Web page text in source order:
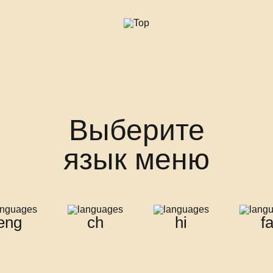
Выберите
язык меню
ch hi fa